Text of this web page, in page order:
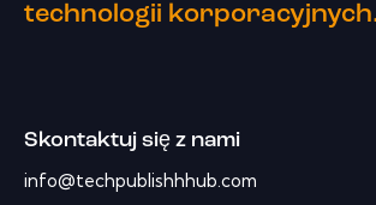
technologii
Skontaktuj się z nami
info@techpublishhhub.com